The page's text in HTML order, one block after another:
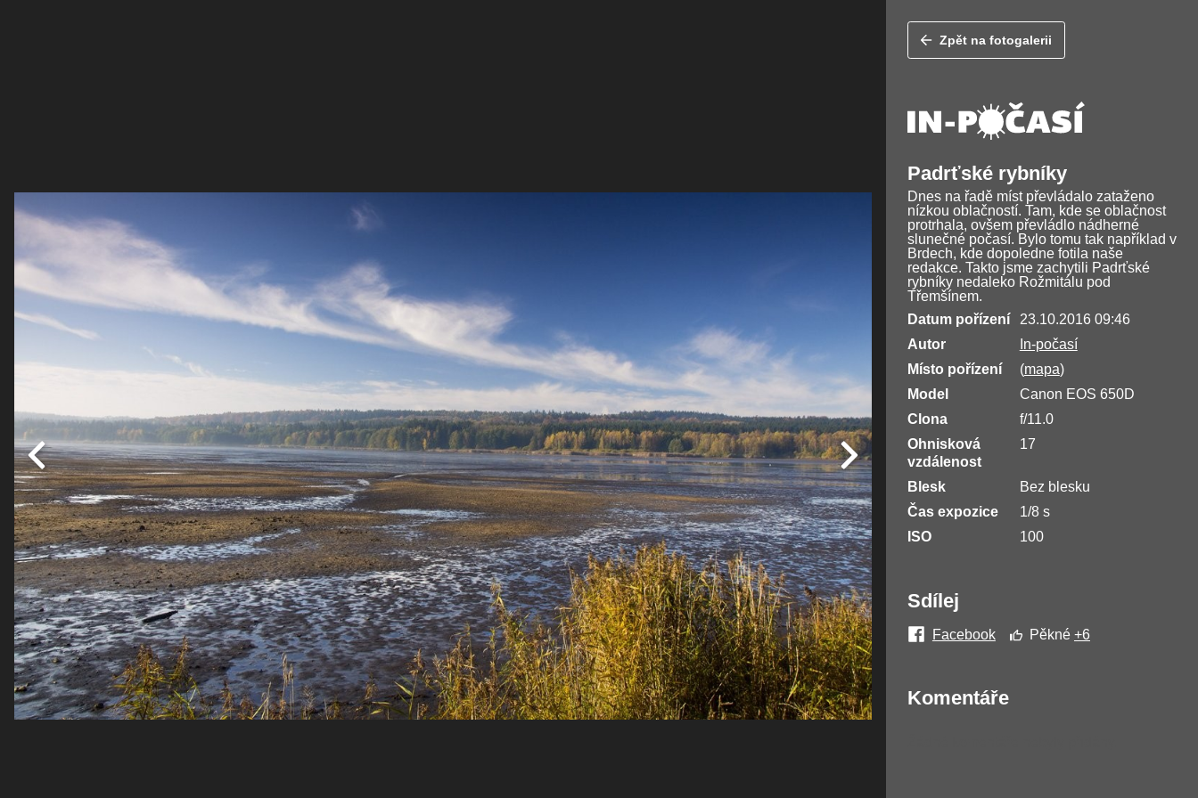
Zpět na fotogalerii
Padrťské rybníky
Dnes na řadě míst převládalo zataženo
nízkou oblačností. Tam, kde se oblačnost
protrhala, ovšem převládlo nádherné
slunečné počasí. Bylo tomu tak například v
Brdech, kde dopoledne fotila naše
redakce. Takto jsme zachytili Padrťské
rybníky nedaleko Rožmitálu pod
Třemšínem.
Datum pořízení
23.10.2016 09:46
Autor
In-počasí
Místo pořízení
(mapa)
Model
Canon EOS 650D
Clona
f/11.0
Ohnisková
vzdálenost
17
Blesk
Bez blesku
Čas expozice
1/8 s
ISO
100
Sdílej
Facebook Pěkné +6
Komentáře